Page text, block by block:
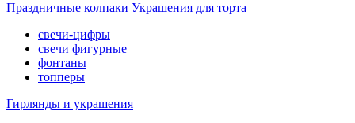
Праздничные колпаки Украшения для торта
свечи-цифры
свечи фигурные
фонтаны
топперы
Гирлянды и украшения